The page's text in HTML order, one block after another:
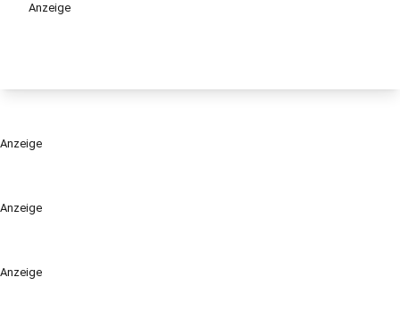
Anzeige
Anzeige
Anzeige
Anzeige